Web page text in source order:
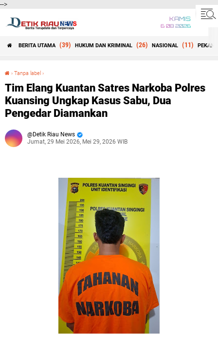
-->
KAMIS
6 08 2026
BERITA UTAMA (39) HUKUM DAN KRIMINAL (26) NASIONAL (11)
› Tanpa label ›
Tim Elang Kuantan Satres Narkoba Polres
Kuansing Ungkap Kasus Sabu, Dua
Pengedar Diamankan
Detik Riau News
Jumat, 29 Mei 2026, Mei 29, 2026 WIB